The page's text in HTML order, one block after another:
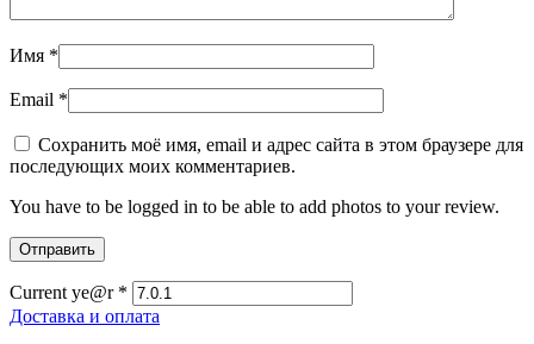
Имя *
Email *
Сохранить моё имя, email и адрес сайта в этом браузере для
последующих моих комментариев.
You have to be logged in to be able to add photos to your review.
Current ye@r *
Доставка и оплата